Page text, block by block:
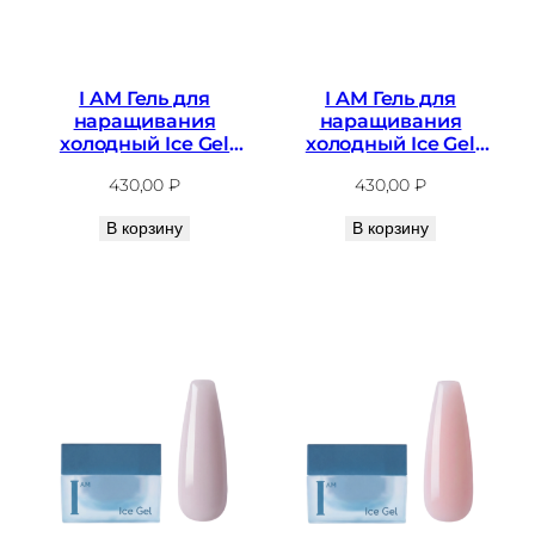
I AM Гель для
наращивания
холодный Ice Gel
430,00₽
В корзину
I AM Гель для
наращивания
холодный Ice Gel
430,00₽
В корзину